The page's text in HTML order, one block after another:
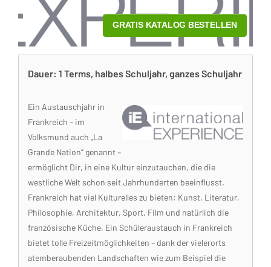
Dauer: 1 Terms, halbes Schuljahr, ganzes Schuljahr
Ein Austauschjahr in
Frankreich – im
Volksmund auch „La
Grande Nation“ genannt –
ermöglicht Dir, in eine Kultur einzutauchen, die die
westliche Welt schon seit Jahrhunderten beeinflusst.
Frankreich hat viel Kulturelles zu bieten: Kunst, Literatur,
Philosophie, Architektur, Sport, Film und natürlich die
französische Küche. Ein Schüleraustauch in Frankreich
bietet tolle Freizeitmöglichkeiten – dank der vielerorts
atemberaubenden Landschaften wie zum Beispiel die